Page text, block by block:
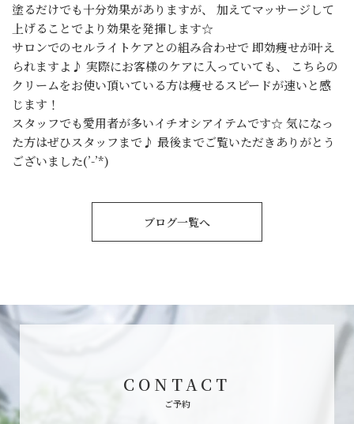
塗るだけでも十分効果がありますが、 加えてマッサージして
上げることでより効果を発揮します☆
サロンでのセルライトケアとの組み合わせで 即効痩せが叶え
られますよ♪ 実際にお客様のケアに入っていても、 こちらの
クリームをお使い頂いている方は痩せるスピードが速いと感
じます！
スタッフでも愛用者が多いイチオシアイテムです☆ 気になっ
た方はぜひスタッフまで♪ 最後までご覧いただきありがとう
ございました(’-’*)
ブログ一覧へ
CONTACT
ご予約